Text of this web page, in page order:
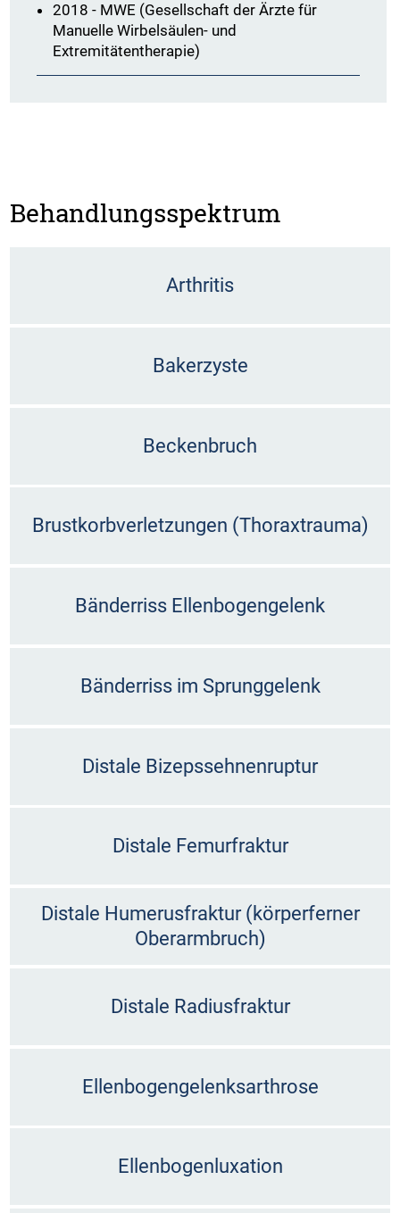
2018 - MWE (Gesellschaft der Ärzte für
Manuelle Wirbelsäulen- und
Extremitätentherapie)
Behandlungsspektrum
Arthritis
Bakerzyste
Beckenbruch
Brustkorbverletzungen (Thoraxtrauma)
Bänderriss Ellenbogengelenk
Bänderriss im Sprunggelenk
Distale Bizepssehnenruptur
Distale Femurfraktur
Distale Humerusfraktur (körperferner
Oberarmbruch)
Distale Radiusfraktur
Ellenbogengelenksarthrose
Ellenbogenluxation